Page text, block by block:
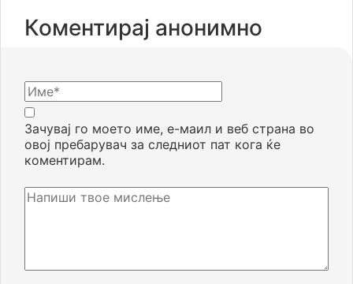
Коментирај анонимно
Зачувај го моето име, е-маил и веб страна во
овој пребарувач за следниот пат кога ќе
коментирам.